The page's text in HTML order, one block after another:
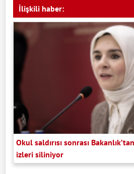
İlişkili haber:
Okul saldırısı sonrası
izleri siliniyor